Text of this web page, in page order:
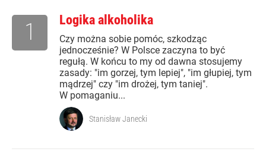
Logika alkoholika
Czy można sobie pomóc, szkodząc
jednocześnie? W Polsce zaczyna to być
regułą. W końcu to my od dawna stosujemy
zasady: "im gorzej, tym lepiej", "im głupiej, tym
mądrzej" czy "im drożej, tym taniej".
W pomaganiu...
1
Stanisław Janecki